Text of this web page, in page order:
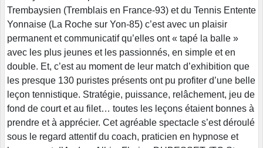
Trembaysien (Tremblais en France-93) et du Tennis Entente
Yonnaise (La Roche sur Yon-85) c’est avec un plaisir
permanent et communicatif qu’elles ont « tapé la balle »
avec les plus jeunes et les passionnés, en simple et en
double. Et, c’est au moment de leur match d’exhibition que
les presque 130 puristes présents ont pu profiter d’une belle
leçon tennistique. Stratégie, puissance, relâchement, jeu de
fond de court et au filet… toutes les leçons étaient bonnes à
prendre et à apprécier. Cet agréable spectacle s’est déroulé
sous le regard attentif du coach, praticien en hypnose et